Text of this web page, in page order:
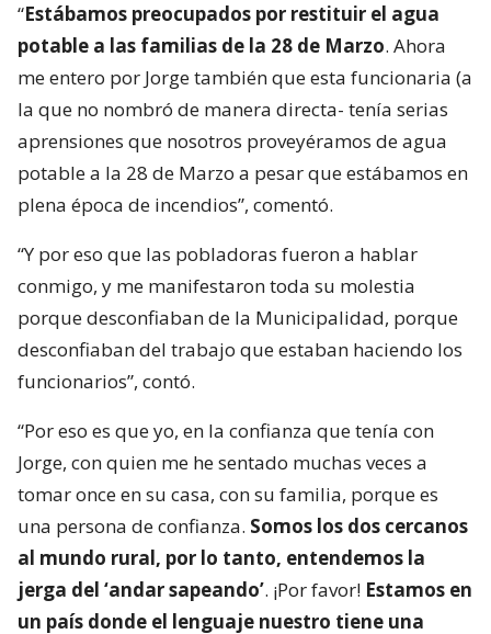
“Estábamos preocupados por restituir el agua
potable a las familias de la 28 de Marzo. Ahora
me entero por Jorge también que esta funcionaria (a
la que no nombró de manera directa- tenía serias
aprensiones que nosotros proveyéramos de agua
potable a la 28 de Marzo a pesar que estábamos en
plena época de incendios”, comentó.
“Y por eso que las pobladoras fueron a hablar
conmigo, y me manifestaron toda su molestia
porque desconfiaban de la Municipalidad, porque
desconfiaban del trabajo que estaban haciendo los
funcionarios”, contó.
“Por eso es que yo, en la confianza que tenía con
Jorge, con quien me he sentado muchas veces a
tomar once en su casa, con su familia, porque es
una persona de confianza. Somos los dos cercanos
al mundo rural, por lo tanto, entendemos la
jerga del ‘andar sapeando’. ¡Por favor! Estamos en
un país donde el lenguaje nuestro tiene una